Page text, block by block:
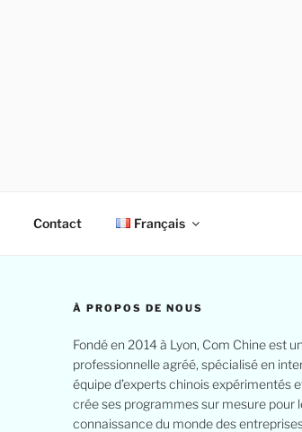
Contact Français
À PROPOS DE NOUS
Fondé en 2014 à Lyon, Com Chine est
professionnelle agréé, spécialisé en
équipe d’experts chinois expérimentés
crée ses programmes sur mesure pour
connaissance du monde des